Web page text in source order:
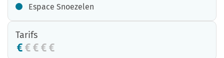
Espace Snoezelen
Tarifs